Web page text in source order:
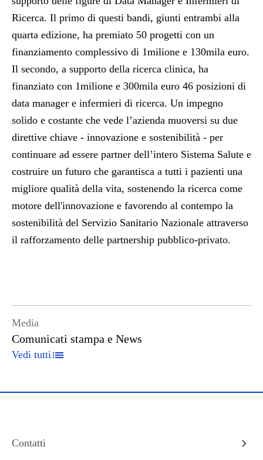
Ricerca. Il primo di questi bandi, giunti entrambi alla
quarta edizione, ha premiato 50 progetti con un
finanziamento complessivo di 1milione e 130mila euro.
Il secondo, a supporto della ricerca clinica, ha
finanziato con 1milione e 300mila euro 46 posizioni di
data manager e infermieri di ricerca. Un impegno
solido e costante che vede l’azienda muoversi su due
direttive chiave - innovazione e sostenibilità - per
continuare ad essere partner dell’intero Sistema Salute e
costruire un futuro che garantisca a tutti i pazienti una
migliore qualità della vita, sostenendo la ricerca come
motore dell'innovazione e favorendo al contempo la
sostenibilità del Servizio Sanitario Nazionale attraverso
il rafforzamento delle partnership pubblico-privato.
Media
Comunicati stampa e News
Vedi tutti
Contatti